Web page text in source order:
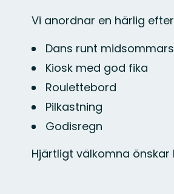
Vi anordnar en härlig
Dans runt
Kiosk med god fika
Roulettebord
Pilkastning
Godisregn
Hjärtligt välkomna önskar